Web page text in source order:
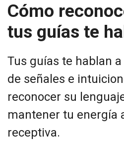
Cómo
tus guías te
Tus guías te hablan
de señales e
reconocer su
mantener tu energía
receptiva.